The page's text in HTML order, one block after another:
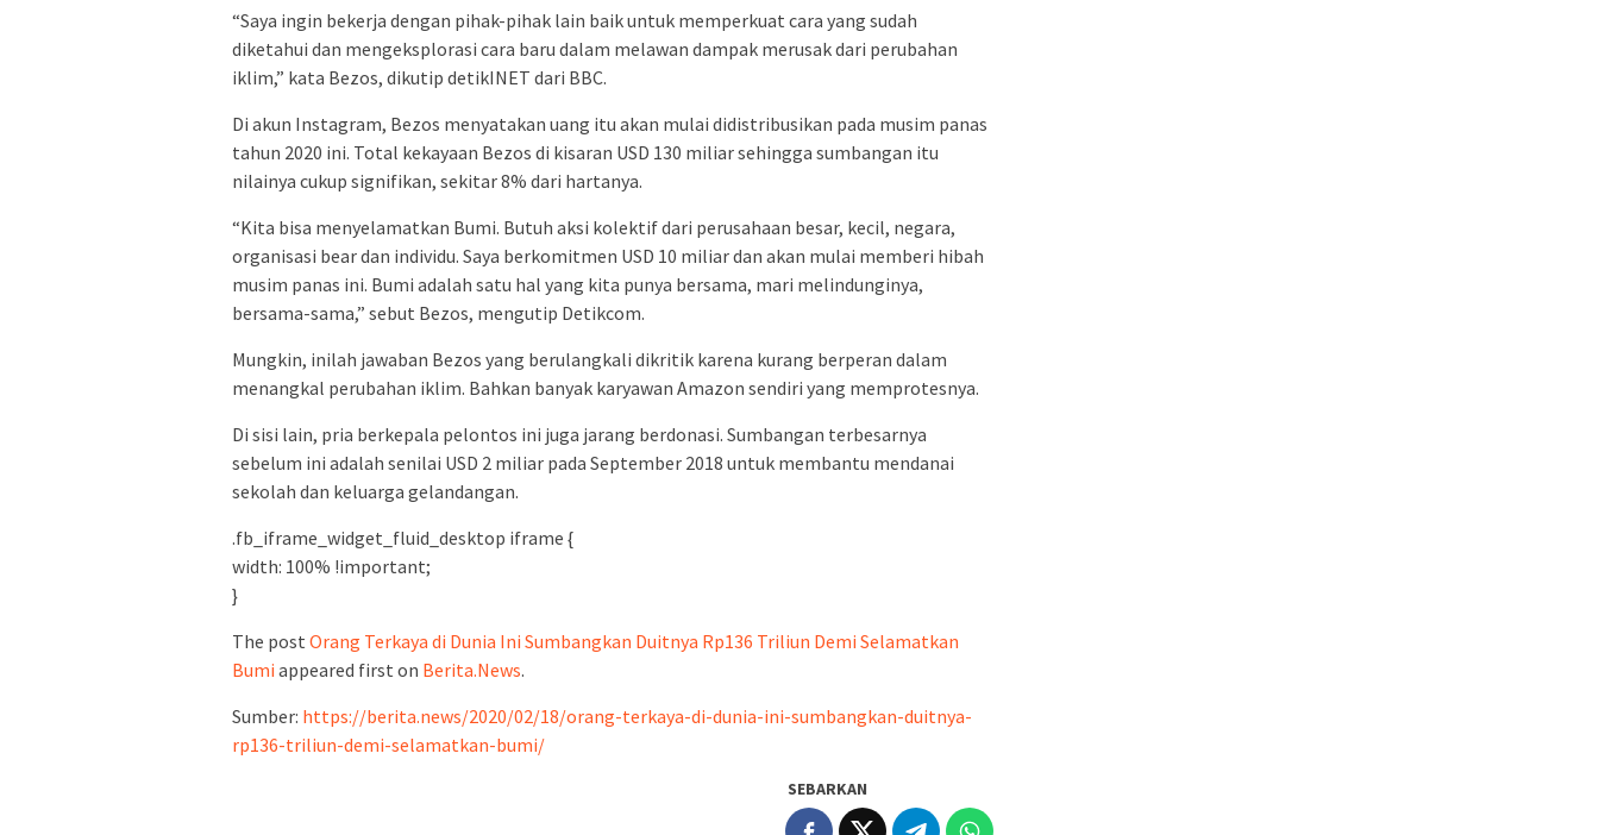
“Saya ingin bekerja dengan pihak-pihak lain baik untuk memperkuat cara yang sudah
diketahui dan mengeksplorasi cara baru dalam melawan dampak merusak dari perubahan
iklim,” kata Bezos, dikutip detikINET dari BBC.
Di akun Instagram, Bezos menyatakan uang itu akan mulai didistribusikan pada musim panas
tahun 2020 ini. Total kekayaan Bezos di kisaran USD 130 miliar sehingga sumbangan itu
nilainya cukup signifikan, sekitar 8% dari hartanya.
“Kita bisa menyelamatkan Bumi. Butuh aksi kolektif dari perusahaan besar, kecil, negara,
organisasi bear dan individu. Saya berkomitmen USD 10 miliar dan akan mulai memberi hibah
musim panas ini. Bumi adalah satu hal yang kita punya bersama, mari melindunginya,
bersama-sama,” sebut Bezos, mengutip Detikcom.
Mungkin, inilah jawaban Bezos yang berulangkali dikritik karena kurang berperan dalam
menangkal perubahan iklim. Bahkan banyak karyawan Amazon sendiri yang memprotesnya.
Di sisi lain, pria berkepala pelontos ini juga jarang berdonasi. Sumbangan terbesarnya
sebelum ini adalah senilai USD 2 miliar pada September 2018 untuk membantu mendanai
sekolah dan keluarga gelandangan.
.fb_iframe_widget_fluid_desktop iframe {
width: 100% !important;
}
The post Orang Terkaya di Dunia Ini Sumbangkan Duitnya Rp136 Triliun Demi Selamatkan
Bumi appeared first on Berita.News.
Sumber: https://berita.news/2020/02/18/orang-terkaya-di-dunia-ini-sumbangkan-duitnya-
rp136-triliun-demi-selamatkan-bumi/
SEBARKAN